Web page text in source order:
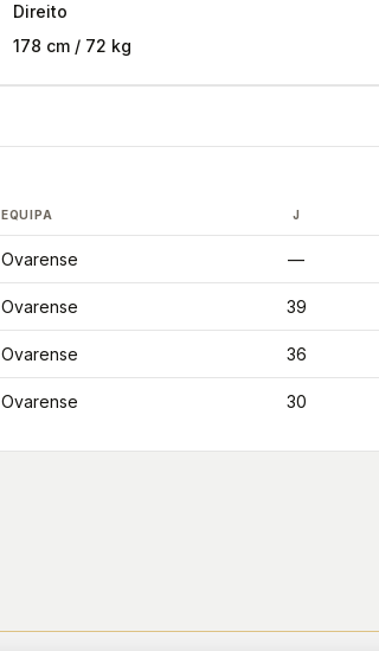
Direito
178 cm / 72 kg
EQUIPA J
Ovarense —
Ovarense 39
Ovarense 36
Ovarense 30